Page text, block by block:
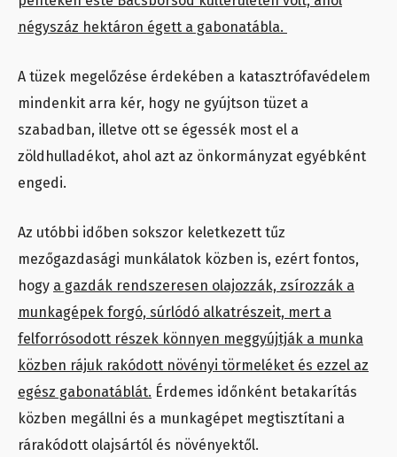
négyszáz hektáron égett a gabonatábla.
A tüzek megelőzése érdekében a katasztrófavédelem
mindenkit arra kér, hogy ne gyújtson tüzet a
szabadban, illetve ott se égessék most el a
zöldhulladékot, ahol azt az önkormányzat egyébként
engedi.
Az utóbbi időben sokszor keletkezett tűz
mezőgazdasági munkálatok közben is, ezért fontos,
hogy a gazdák rendszeresen olajozzák, zsírozzák a
munkagépek forgó, súrlódó alkatrészeit, mert a
felforrósodott részek könnyen meggyújtják a munka
közben rájuk rakódott növényi törmeléket és ezzel az
egész gabonatáblát. Érdemes időnként betakarítás
közben megállni és a munkagépet megtisztítani a
rárakódott olajsártól és növényektől.